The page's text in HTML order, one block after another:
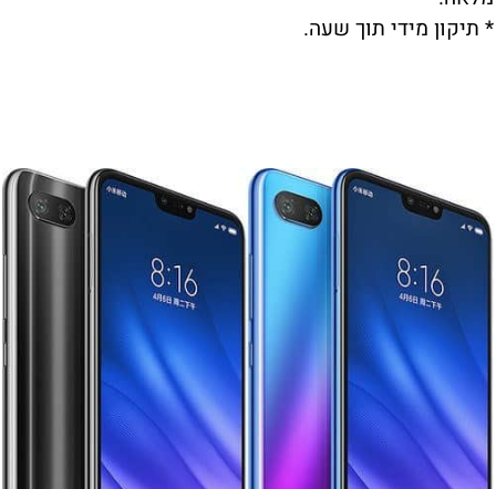
* תיקון מידי תוך שעה.